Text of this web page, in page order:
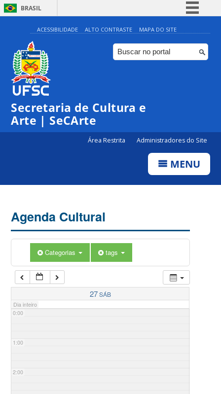
BRASIL
Simplifique!
Comunica BR
Participe
ACESSIBILIDADE ALTO CONTRASTE MAPA DO SITE
Secretaria de Cultura e
Arte | SeCArte
Área Restrita Administradores do Site
MENU
Agenda Cultural
Categorias tags
27SÁB
Dia inteiro
0:00
1:00
2:00